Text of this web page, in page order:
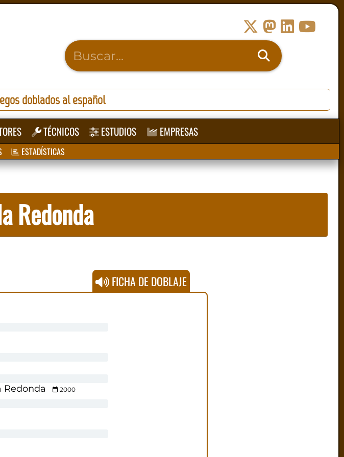
doblados al español
TÉCNICOS ESTUDIOS EMPRESAS
ESTADÍSTICAS
Redonda
FICHA DE DOBLAJE
Redonda
2000